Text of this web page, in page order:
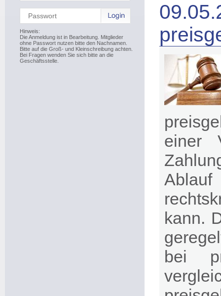
Hinweis:
Die Anmeldung ist in Bearbeitung. Mitglieder
ohne Passwort nutzen bitte den Nachnamen.
Bitte auf die Groß- und Kleinschreibung achten.
Bei Fragen wenden Sie sich bitte an die
Geschäftsstelle.
einer
kann.
bei